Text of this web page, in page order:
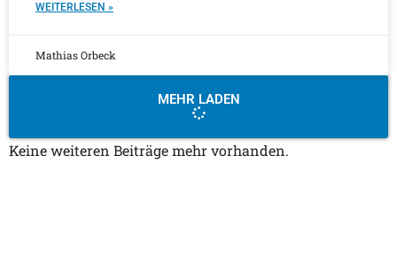
WEITERLESEN »
Mathias Orbeck
MEHR LADEN
Keine weiteren Beiträge mehr vorhanden.